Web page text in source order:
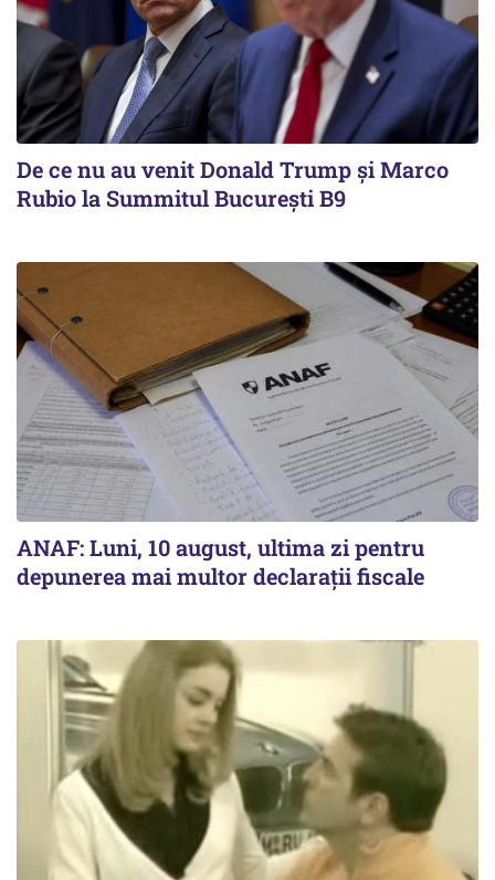
De ce nu au venit Donald Trump şi Marco
Rubio la Summitul Bucureşti B9
ANAF: Luni, 10 august, ultima zi pentru
depunerea mai multor declarații fiscale